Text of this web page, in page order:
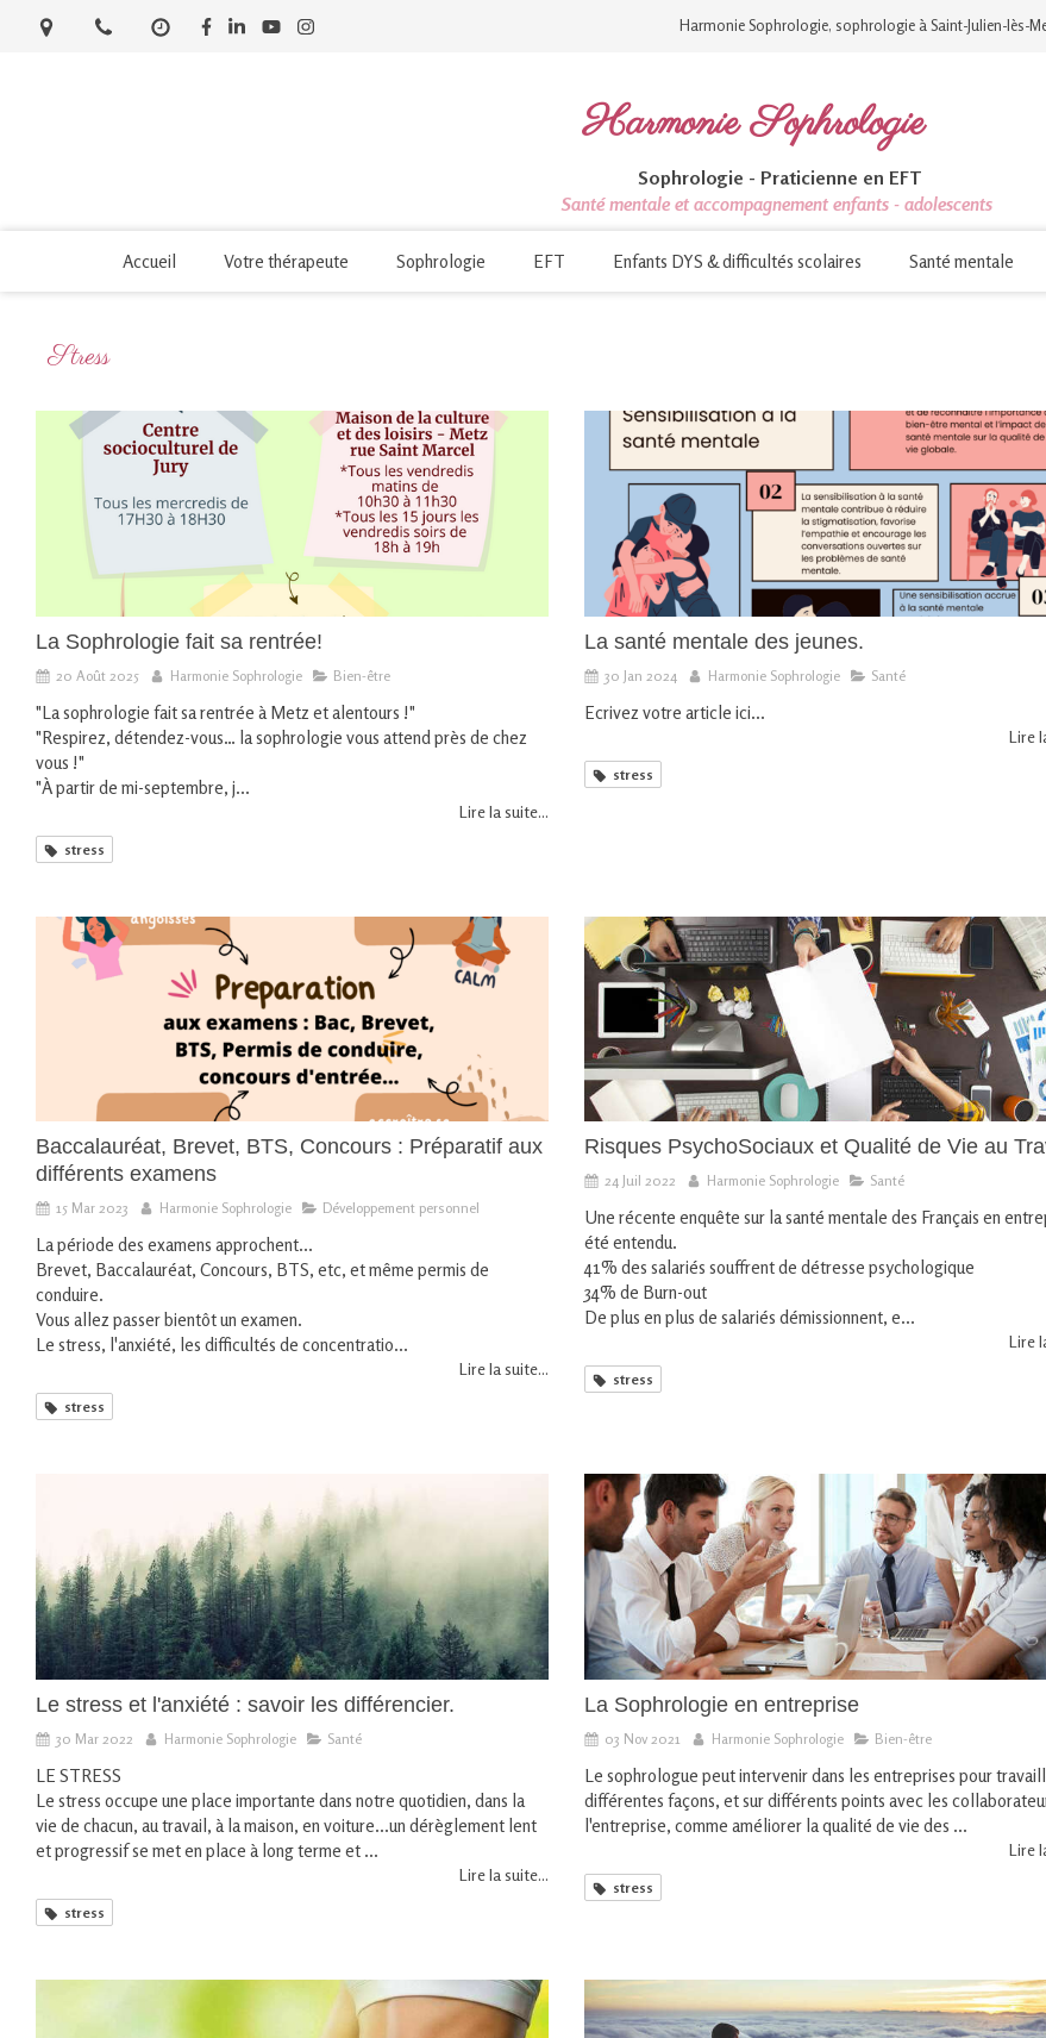
Harmonie Sophrologie, sophrologie à Saint-Julien-lès-
Harmonie Sophrologie
Sophrologie - Praticienne en EFT
Santé mentale et accompagnement enfants - adolescents
Accueil Votre thérapeute Sophrologie EFT Enfants DYS & difficultés scolaires Santé mentale
Stress
La Sophrologie fait sa rentrée!
20 Août 2025 Harmonie Sophrologie Bien-être
"La sophrologie fait sa rentrée à Metz et alentours !"
"Respirez, détendez-vous… la sophrologie vous attend près de chez
vous !"
"À partir de mi-septembre, j...
Lire la suite...
stress
La santé mentale des jeunes.
30 Jan 2024 Harmonie Sophrologie Santé
Ecrivez votre article ici...
Lire
stress
Baccalauréat, Brevet, BTS, Concours : Préparatif aux
différents examens
15 Mar 2023 Harmonie Sophrologie Développement personnel
La période des examens approchent...
Brevet, Baccalauréat, Concours, BTS, etc, et même permis de
conduire.
Vous allez passer bientôt un examen.
Le stress, l'anxiété, les difficultés de concentratio...
Lire la suite...
stress
Risques PsychoSociaux et Qualité de Vie au
24 Juil 2022 Harmonie Sophrologie Santé
Une récente enquête sur la santé mentale des Français en
été entendu.
41% des salariés souffrent de détresse psychologique
34% de Burn-out
De plus en plus de salariés démissionnent, e...
Lire
stress
Le stress et l'anxiété : savoir les différencier.
30 Mar 2022 Harmonie Sophrologie Santé
LE STRESS
Le stress occupe une place importante dans notre quotidien, dans la
vie de chacun, au travail, à la maison, en voiture...un dérèglement lent
et progressif se met en place à long terme et ...
Lire la suite...
stress
La Sophrologie en entreprise
03 Nov 2021 Harmonie Sophrologie Bien-être
Le sophrologue peut intervenir dans les entreprises pour
différentes façons, et sur différents points avec les
l'entreprise, comme améliorer la qualité de vie des ...
Lire
stress